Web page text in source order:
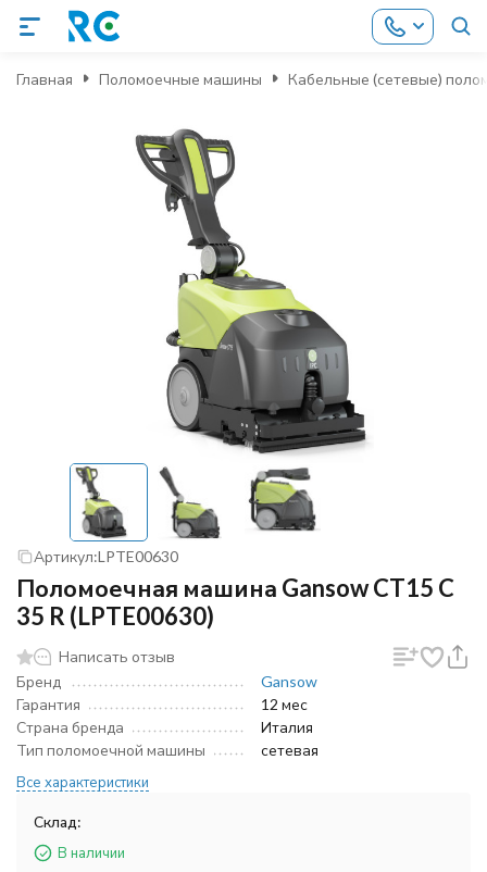
Главная Поломоечные машины Кабельные (сетевые)
Артикул:LPTE00630
Поломоечная машина Gansow CT15 C
35 R (LPTE00630)
Написать отзыв
Бренд
Gansow
Гарантия
12 мес
Страна бренда
Италия
Тип поломоечной машины
сетевая
Все характеристики
Склад:
В наличии